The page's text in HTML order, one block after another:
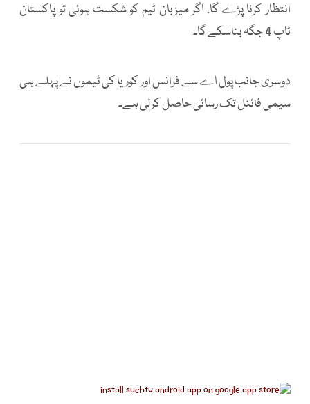
انتظار کرنا پڑے گا، اگر میزبان ٹیم کو شکست ہوئی تو پاکستان
ٹاپ 4 جگہ بناسکے گا۔
دوسری جانب پول اے سے فرانس اور کوریا کی ٹیموں نے پہلے ہی
سیمی فائنل تک رسائی حاصل کرلی ہے۔